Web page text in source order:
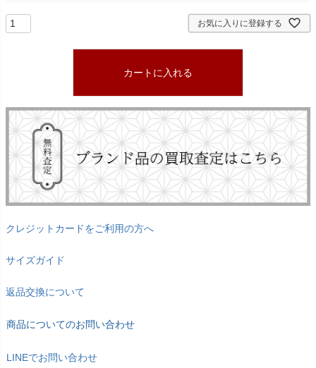
お気に入りに登録する
カートに入れる
クレジットカードをご利用の方へ
サイズガイド
返品交換について
商品についてのお問い合わせ
LINEでお問い合わせ